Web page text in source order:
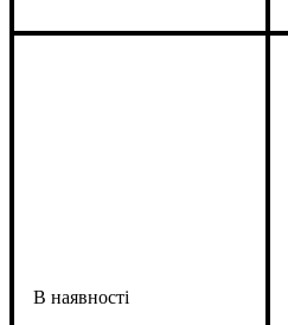
Габаритні вогні
2835SMD
SMD